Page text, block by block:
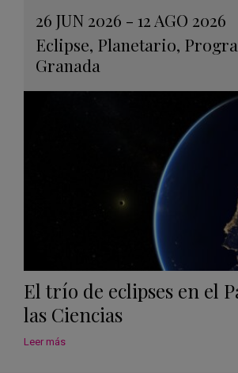
26 JUN 2026 - 12 AGO 2026
Eclipse, Planetario,
Granada
El trío de eclipses en el
las Ciencias
Leer más